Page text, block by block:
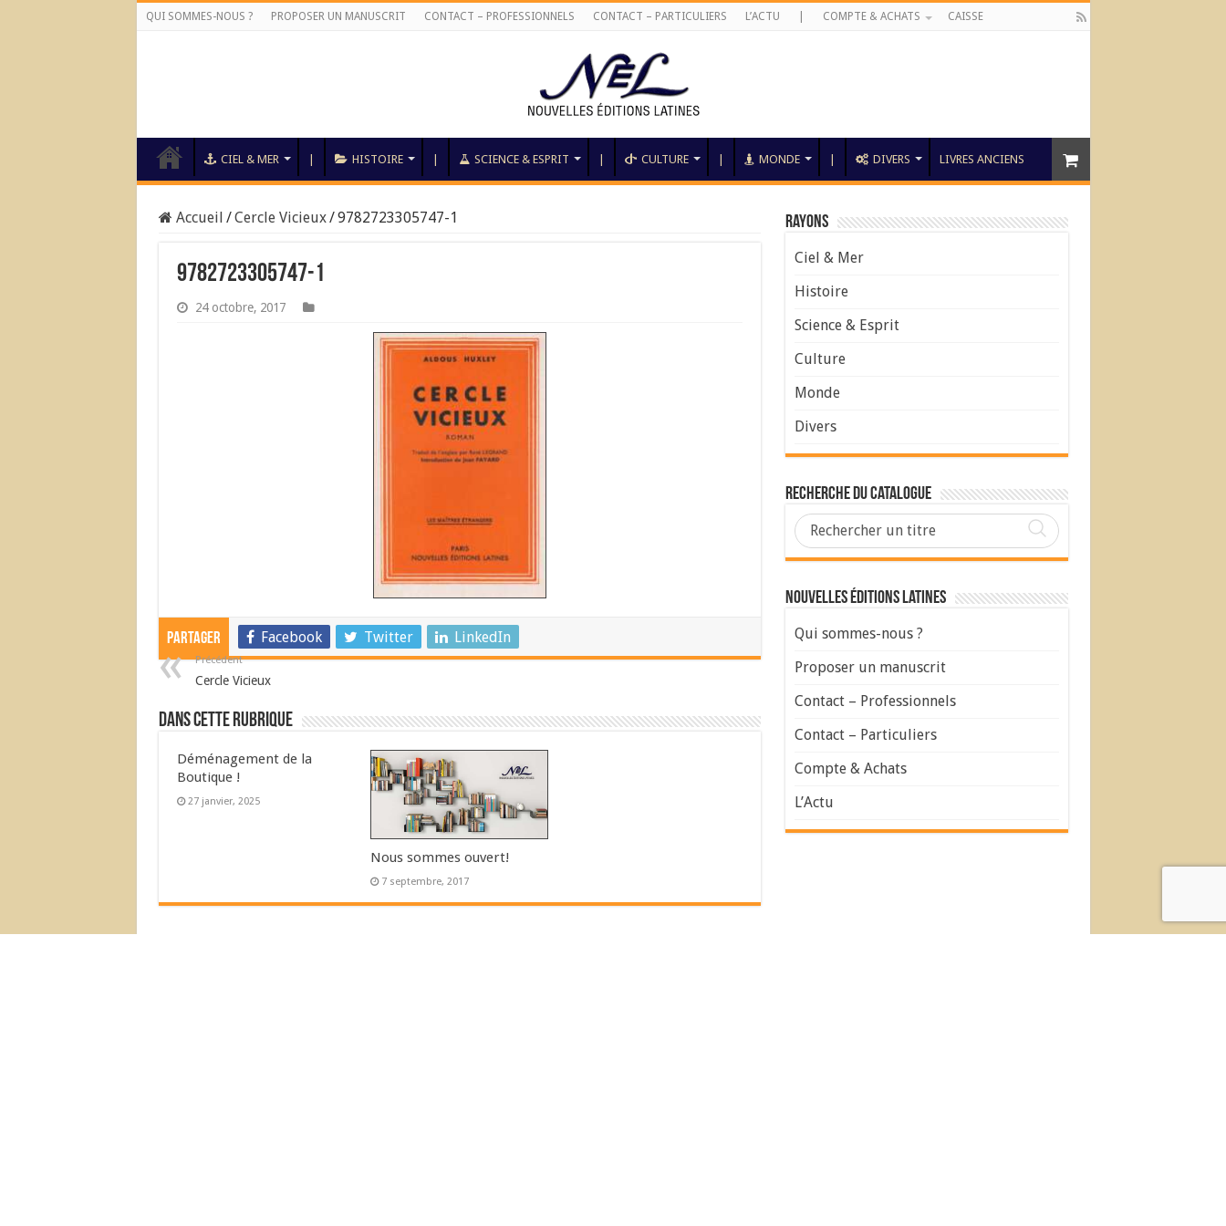
QUI SOMMES-NOUS ? PROPOSER UN MANUSCRIT CONTACT – PROFESSIONNELS CONTACT – PARTICULIERS L’ACTU COMPTE & ACHATS CAISSE
CIEL & MER HISTOIRE SCIENCE & ESPRIT CULTURE MONDE DIVERS LIVRES ANCIENS
Accueil /Cercle Vicieux/9782723305747-1
9782723305747-1
24 octobre, 2017
Partager Facebook Twitter LinkedIn
Précédent
Cercle Vicieux
Dans cette Rubrique
Déménagement de la
Boutique !
27 janvier, 2025
Nous sommes ouvert!
7 septembre, 2017
Rayons
Ciel & Mer
Histoire
Science & Esprit
Culture
Monde
Divers
Recherche du Catalogue
Nouvelles Éditions Latines
Qui sommes-nous ?
Proposer un manuscrit
Contact – Professionnels
Contact – Particuliers
Compte & Achats
L’Actu